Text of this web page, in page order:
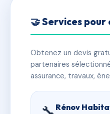
🤝 Services
Obtenez un devis
partenaires
assurance, travaux,
Rénov